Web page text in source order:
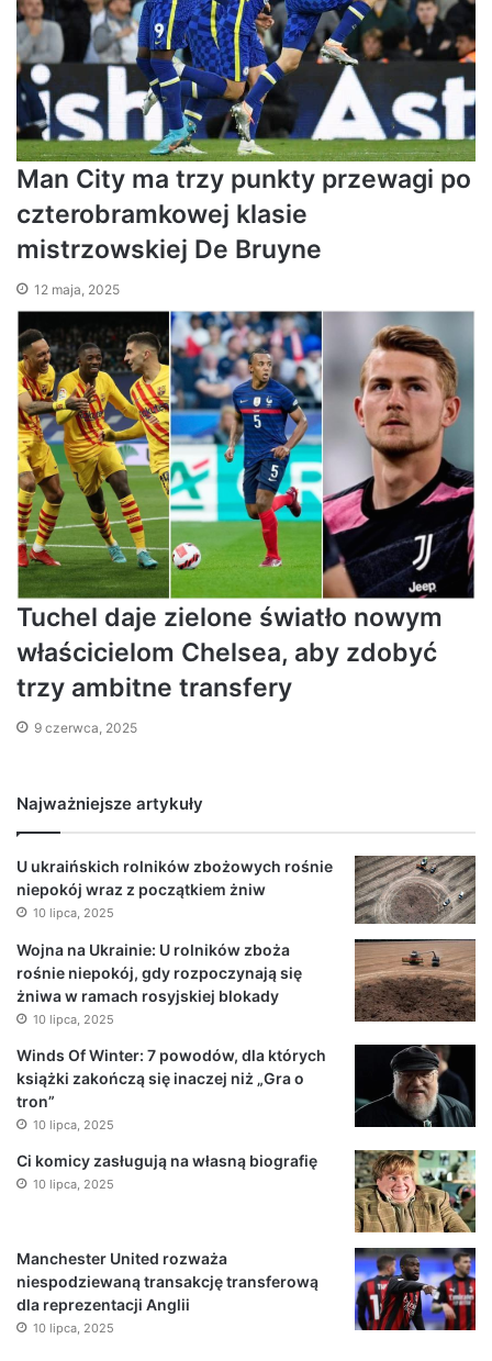
Man City ma trzy punkty przewagi po
czterobramkowej klasie
mistrzowskiej De Bruyne
12 maja, 2025
Tuchel daje zielone światło nowym
właścicielom Chelsea, aby zdobyć
trzy ambitne transfery
9 czerwca, 2025
Najważniejsze artykuły
U ukraińskich rolników zbożowych rośnie
niepokój wraz z początkiem żniw
10 lipca, 2025
Wojna na Ukrainie: U rolników zboża
rośnie niepokój, gdy rozpoczynają się
żniwa w ramach rosyjskiej blokady
10 lipca, 2025
Winds Of Winter: 7 powodów, dla których
książki zakończą się inaczej niż „Gra o
tron”
10 lipca, 2025
Ci komicy zasługują na własną biografię
10 lipca, 2025
Manchester United rozważa
niespodziewaną transakcję transferową
dla reprezentacji Anglii
10 lipca, 2025